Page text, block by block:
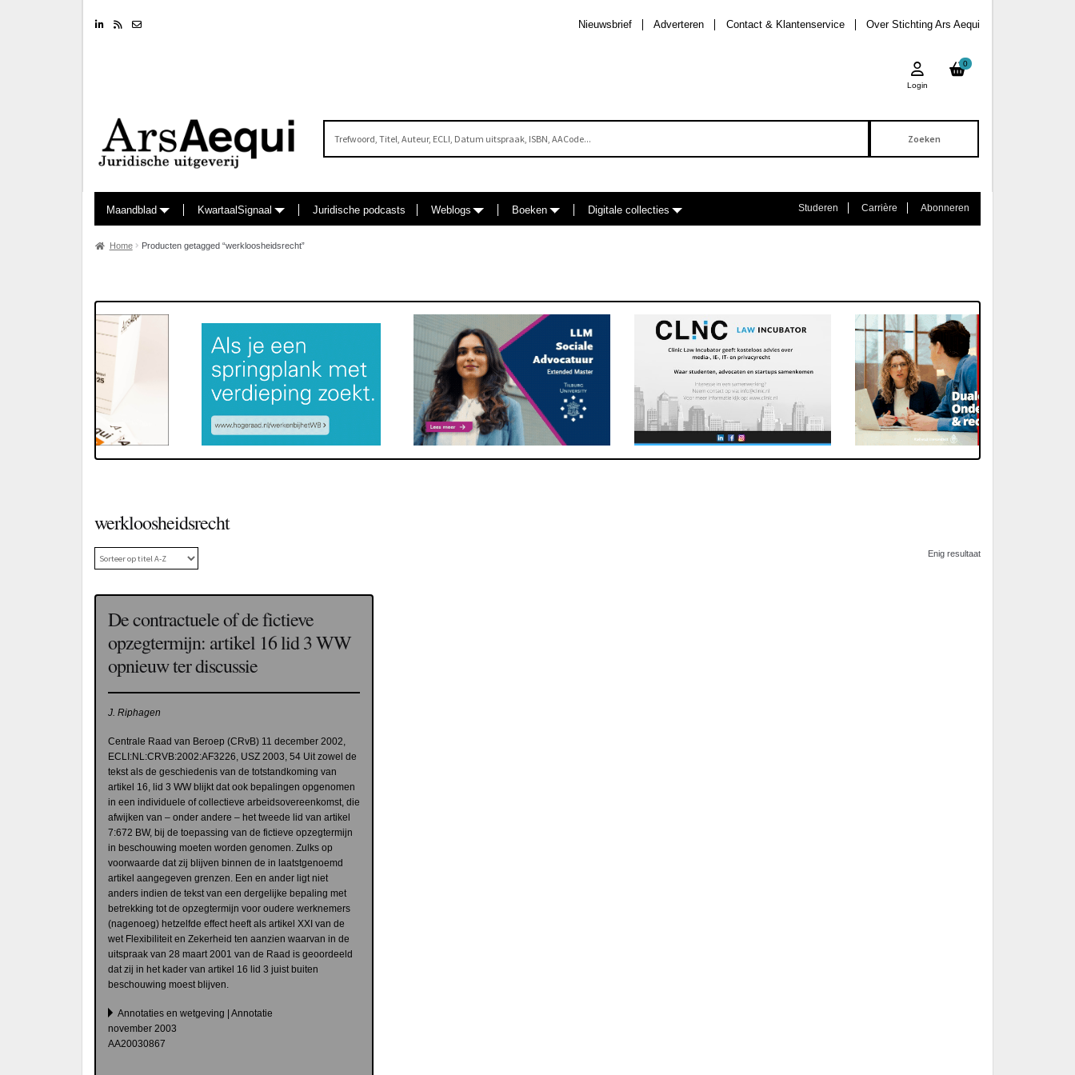
LinkedinRSS feed Over Stichting Ars Aequi
Contact & Klantenservice
Adverteren
Nieuwsbrief
0
Login
Maandblad KwartaalSignaal Juridische podcasts Weblogs Boeken Digitale collecties Studeren Carrière Abonneren
Home Producten getagged “werkloosheidsrecht”
werkloosheidsrecht
Enig resultaat
De contractuele of de fictieve
opzegtermijn: artikel 16 lid 3 WW
opnieuw ter discussie
J. Riphagen
Centrale Raad van Beroep (CRvB) 11 december 2002,
ECLI:NL:CRVB:2002:AF3226, USZ 2003, 54 Uit zowel de
tekst als de geschiedenis van de totstandkoming van
artikel 16, lid 3 WW blijkt dat ook bepalingen opgenomen
in een individuele of collectieve arbeidsovereenkomst, die
afwijken van – onder andere – het tweede lid van artikel
7:672 BW, bij de toepassing van de fictieve opzegtermijn
in beschouwing moeten worden genomen. Zulks op
voorwaarde dat zij blijven binnen de in laatstgenoemd
artikel aangegeven grenzen. Een en ander ligt niet
anders indien de tekst van een dergelijke bepaling met
betrekking tot de opzegtermijn voor oudere werknemers
(nagenoeg) hetzelfde effect heeft als artikel XXI van de
wet Flexibiliteit en Zekerheid ten aanzien waarvan in de
uitspraak van 28 maart 2001 van de Raad is geoordeeld
dat zij in het kader van artikel 16 lid 3 juist buiten
beschouwing moest blijven.
Annotaties en wetgeving | Annotatie
november 2003
AA20030867